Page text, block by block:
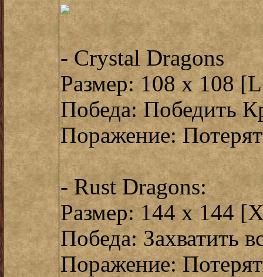
- Crystal Dragons
Размер: 108 x 108
Победа: Победить
Поражение:
- Rust Dragons:
Размер: 144 x 144
Победа: Захватить
Поражение: